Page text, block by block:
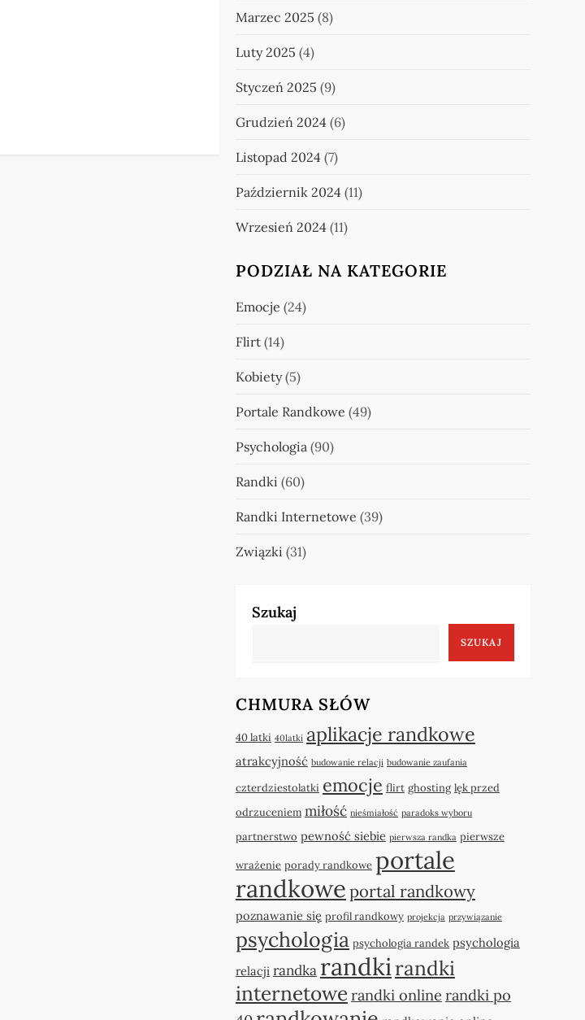
Marzec 2025 (8)
Luty 2025 (4)
Styczeń 2025 (9)
Grudzień 2024(6)
Listopad 2024(7)
Październik 2024(11)
Wrzesień 2024(11)
PODZIAŁ NA KATEGORIE
Emocje (24)
Flirt(14)
Kobiety(5)
Portale Randkowe (49)
Psychologia(90)
Randki (60)
Randki Internetowe (39)
Związki (31)
Szukaj
SZUKAJ
CHMURA SŁÓW
40 latki 40latki aplikacje randkowe
atrakcyjność budowanie relacji budowanie zaufania
czterdziestolatki emocje flirt ghosting lęk przed
odrzuceniem miłość nieśmiałość paradoks wyboru
partnerstwo pewność siebie pierwsza randka pierwsze
wrażenie porady randkowe portale
randkoweportal randkowy
poznawanie się profil randkowy projekcja przywiązanie
psychologia psychologia randek psychologia
relacji randka randkirandki
internetowe randki online randki po